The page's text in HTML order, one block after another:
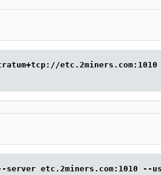
etc.2miners.com:1010 -u
etc.2miners.com:1010 --user